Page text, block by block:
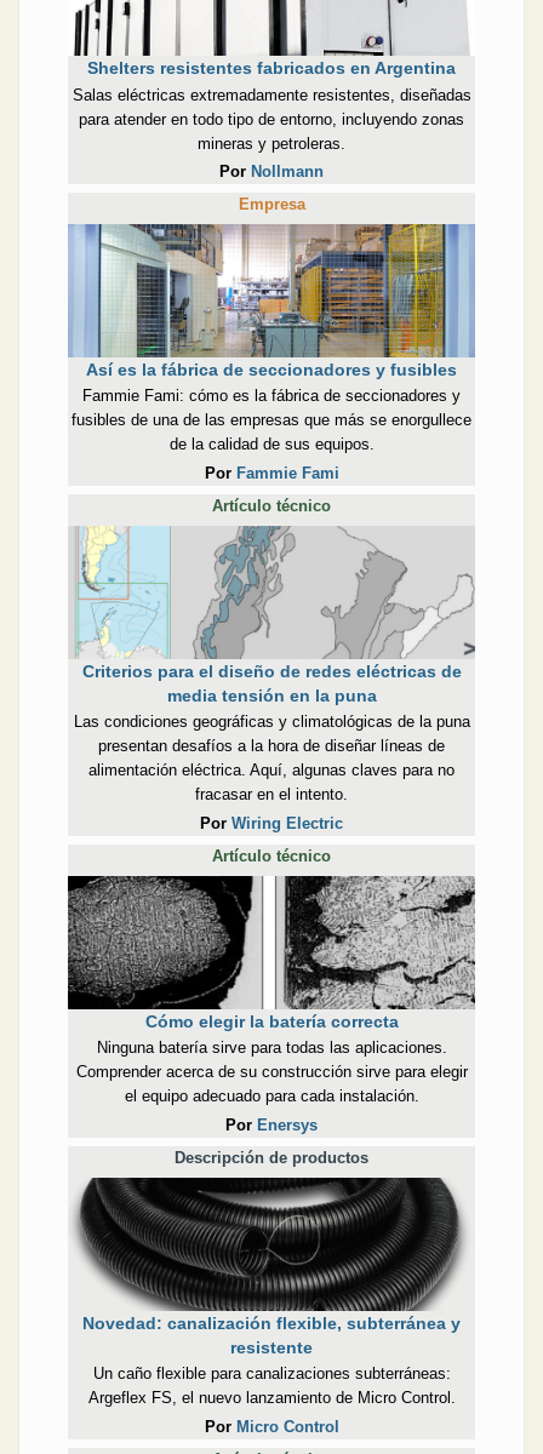
Shelters resistentes fabricados en Argentina
Salas eléctricas extremadamente resistentes, diseñadas
para atender en todo tipo de entorno, incluyendo zonas
mineras y petroleras.
Por Nollmann
Empresa
Así es la fábrica de seccionadores y fusibles
Fammie Fami: cómo es la fábrica de seccionadores y
fusibles de una de las empresas que más se enorgullece
de la calidad de sus equipos.
Por Fammie Fami
Artículo técnico
Criterios para el diseño de redes eléctricas de
media tensión en la puna
Las condiciones geográficas y climatológicas de la puna
presentan desafíos a la hora de diseñar líneas de
alimentación eléctrica. Aquí, algunas claves para no
fracasar en el intento.
Por Wiring Electric
Artículo técnico
Cómo elegir la batería correcta
Ninguna batería sirve para todas las aplicaciones.
Comprender acerca de su construcción sirve para elegir
el equipo adecuado para cada instalación.
Por Enersys
Descripción de productos
Novedad: canalización flexible, subterránea y
resistente
Un caño flexible para canalizaciones subterráneas:
Argeflex FS, el nuevo lanzamiento de Micro Control.
Por Micro Control